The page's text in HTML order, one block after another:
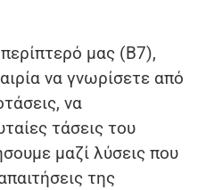
μας (Β7),
να γνωρίσετε από
να
τάσεις του
μαζί λύσεις που
της